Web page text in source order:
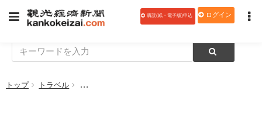
購読(紙・電子版)申込 ログイン
トップ トラベル 【特集】ＪＲ予讃線松山駅付近の高架化完成 ＪＲ